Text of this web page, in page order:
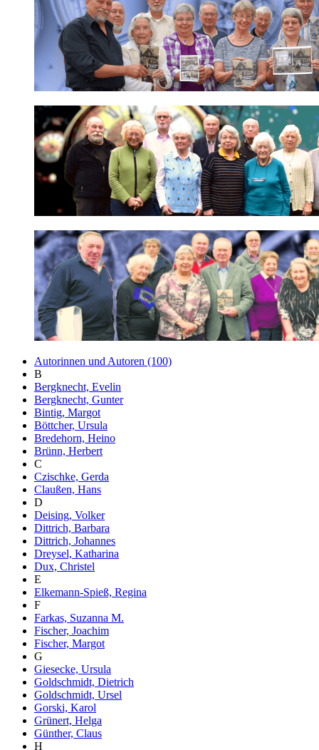
Autorinnen und Autoren (100)
B
Bergknecht, Evelin
Bergknecht, Gunter
Bintig, Margot
Böttcher, Ursula
Bredehorn, Heino
Brünn, Herbert
C
Czischke, Gerda
Claußen, Hans
D
Deising, Volker
Dittrich, Barbara
Dittrich, Johannes
Dreysel, Katharina
Dux, Christel
E
Elkemann-Spieß, Regina
F
Farkas, Suzanna M.
Fischer, Joachim
Fischer, Margot
G
Giesecke, Ursula
Goldschmidt, Dietrich
Goldschmidt, Ursel
Gorski, Karol
Grünert, Helga
Günther, Claus
H